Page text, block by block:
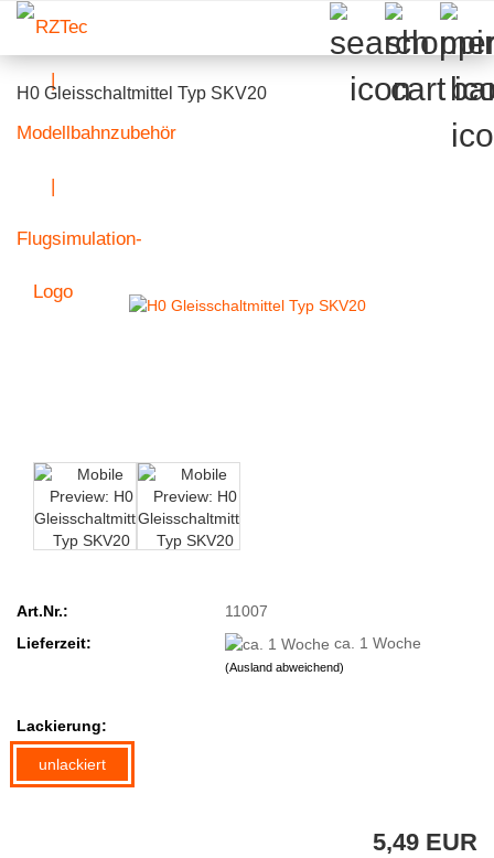
H0 Gleisschaltmittel Typ SKV20
Art.Nr.:
11007
Lieferzeit:
ca. 1 Woche
(Ausland abweichend)
Lackierung:
unlackiert
5,49 EUR